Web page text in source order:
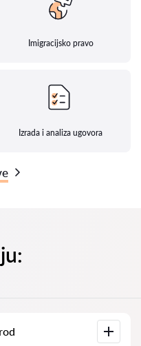
Imigracijsko pravo
Izrada i analiza ugovora